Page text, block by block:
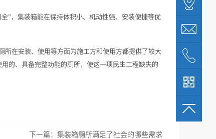
”，集装箱能在保持体积小、机动性强、安装便捷等优
在安装、使用等方面为施工方和使用方都提供了较大
的、具备完整功能的厕所，使这一项民生工程缺失的
下一篇： 集装箱厕所满足了社会的哪些需求